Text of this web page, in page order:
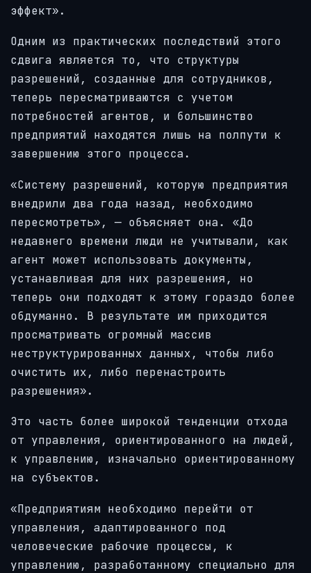
эффект».
Одним из практических последствий этого
сдвига является то, что структуры
разрешений, созданные для сотрудников,
теперь пересматриваются с учетом
потребностей агентов, и большинство
предприятий находятся лишь на полпути к
завершению этого процесса.
«Систему разрешений, которую предприятия
внедрили два года назад, необходимо
пересмотреть», — объясняет она. «До
недавнего времени люди не учитывали, как
агент может использовать документы,
устанавливая для них разрешения, но
теперь они подходят к этому гораздо более
обдуманно. В результате им приходится
просматривать огромный массив
неструктурированных данных, чтобы либо
очистить их, либо перенастроить
разрешения».
Это часть более широкой тенденции отхода
от управления, ориентированного на людей,
к управлению, изначально ориентированному
на субъектов.
«Предприятиям необходимо перейти от
управления, адаптированного под
человеческие рабочие процессы, к
управлению, разработанному специально для